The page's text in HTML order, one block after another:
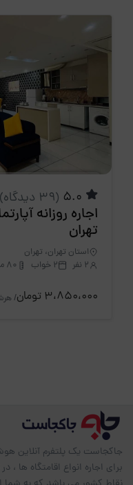
(39 دیدگاه)
تهران
استان تهران، تهران
2 نفر
2 خواب 80 متر
3،850،000 تومان /
جاکجاست یک پلتفرم آنلاین
برای اجاره انواع اقامتگاه ها ،